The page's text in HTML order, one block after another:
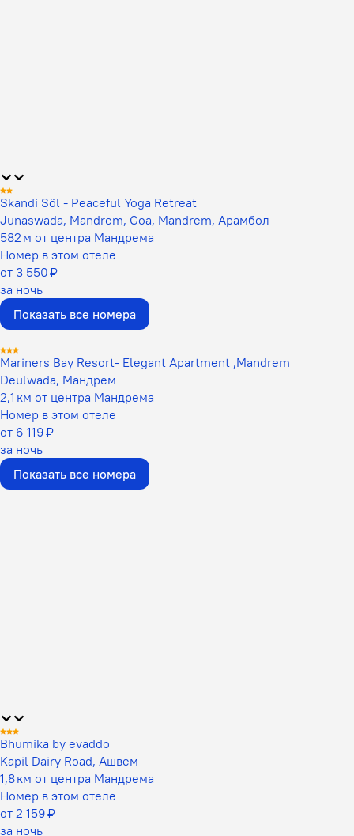
Skandi Söl - Peaceful Yoga Retreat
Junaswada, Mandrem, Goa, Mandrem, Арамбол
582 м от центра Мандрема
Номер в этом отеле
от 3 550 ₽
за ночь
Показать все номера
Mariners Bay Resort- Elegant Apartment ,Mandrem
Deulwada, Мандрем
2,1 км от центра Мандрема
Номер в этом отеле
от 6 119 ₽
за ночь
Показать все номера
Bhumika by evaddo
Kapil Dairy Road, Ашвем
1,8 км от центра Мандрема
Номер в этом отеле
от 2 159 ₽
за ночь